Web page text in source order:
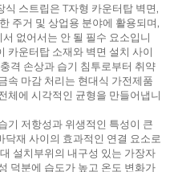
스트립은 T자형 카운터탑 벽면,
주거 및 상업용 분야에 활용되며,
없어서는 안 될 필수 요소입니
카운터탑 소재와 벽면 설치 사이
격 손상과 습기 침투로부터 취약
속 마감 처리는 현대식 가전제품
체에 시각적인 균형을 만들어냅니
기 저항성과 위생적인 특성이 큰
재 사이의 효과적인 연결 요소로
설치부위의 내구성 있는 가장자
덕분에 습도가 높고 온도 변화가